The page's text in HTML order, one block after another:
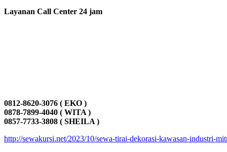
Layanan Call Center 24 jam
0812-8620-3076 ( EKO )
0878-7899-4040 ( WITA )
0857-7733-3808 ( SHEILA )
http://sewakursi.net/2023/10/sewa-tirai-dekorasi-kawasan-industri-